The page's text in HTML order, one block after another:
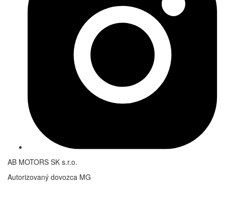
AB MOTORS SK s.r.o.
Autorizovaný dovozca MG